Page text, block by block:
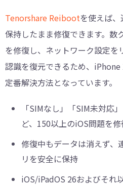
Tenorshare Reibootを使えば
保持したまま修復できます。数
を修復し、ネットワーク設定
認識を復元できるため、
定番解決方法となっています。
「SIMなし」「SIM未対応
ど、150以上のiOS問題を
修復中もデータは消えず、
リを安全に保持
iOS/iPadOS 26およびそれ